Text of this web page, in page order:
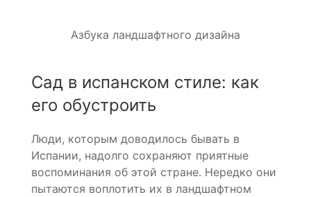
Азбука ландшафтного дизайна
Сад в испанском стиле: как
его обустроить
Люди, которым доводилось бывать в
Испании, надолго сохраняют приятные
воспоминания об этой стране. Нередко они
пытаются воплотить их в ландшафтном